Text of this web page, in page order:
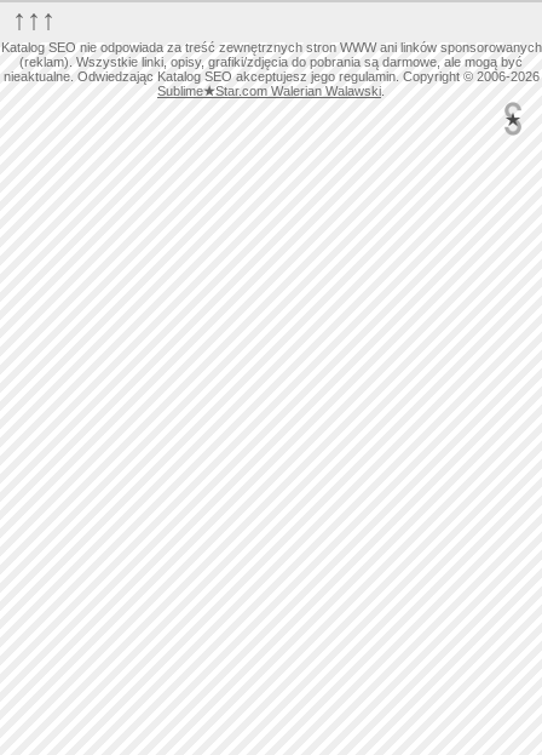
↑↑↑
Katalog SEO nie odpowiada za treść zewnętrznych stron WWW ani linków sponsorowanych
(reklam). Wszystkie linki, opisy, grafiki/zdjęcia do pobrania są darmowe, ale mogą być
nieaktualne. Odwiedzając Katalog SEO akceptujesz jego regulamin. Copyright © 2006-2026
Sublime★Star.com Walerian Walawski